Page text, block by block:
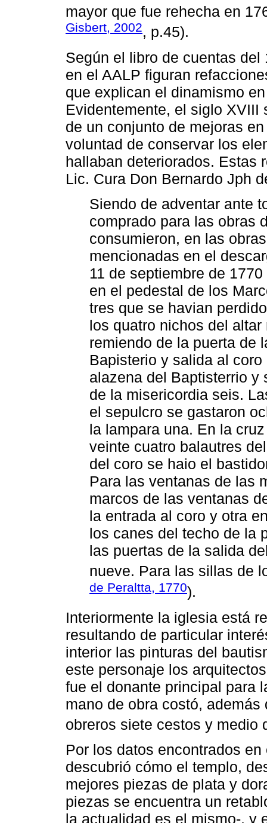
mayor que fue rehecha en
Gisbert, 2002, p.45).
Según el libro de cuentas
en el AALP figuran
que explican el dinamismo
Evidentemente, el siglo
de un conjunto de mejoras
voluntad de conservar los
hallaban deteriorados. Estas
Lic. Cura Don Bernardo Jph
Siendo de adventar ante
comprado para las obras
consumieron, en las
mencionadas en el
11 de septiembre de
en el pedestal de los
tres que se havian
los quatro nichos del
remiendo de la puerta de
Bapisterio y salida al
alazena del Baptisterrio y
de la misericordia seis.
el sepulcro se gastaron
la lampara una. En la
veinte cuatro balautres
del coro se haio el
Para las ventanas de las
marcos de las ventanas
la entrada al coro y otra
los canes del techo de la
las puertas de la salida
nueve. Para las sillas de
de Peraltta, 1770).
Interiormente la iglesia está
resultando de particular
interior las pinturas del
este personaje los
fue el donante principal para
mano de obra costó,
obreros siete cestos y medio
Por los datos encontrados
descubrió cómo el templo,
mejores piezas de plata y
piezas se encuentra un
la actualidad es el mismo-, y